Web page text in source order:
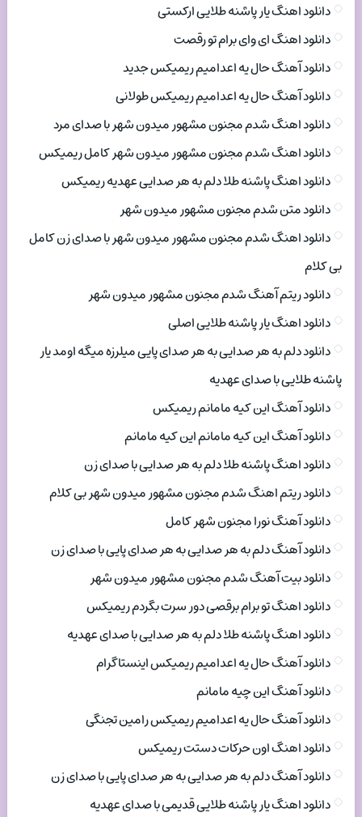
دانلود اهنگ یار پاشنه طلایی ارکستی
دانلود اهنگ ای وای برام تو رقصت
دانلود آهنگ حال یه اعدامیم ریمیکس جدید
دانلود آهنگ حال یه اعدامیم ریمیکس طولانی
دانلود اهنگ شدم مجنون مشهور میدون شهر با صدای مرد
دانلود اهنگ شدم مجنون مشهور میدون شهر کامل ریمیکس
دانلود اهنگ پاشنه طلا دلم به هر صدایی عهدیه ریمیکس
دانلود متن شدم مجنون مشهور میدون شهر
دانلود اهنگ شدم مجنون مشهور میدون شهر با صدای زن کامل
بی کلام
دانلود ریتم آهنگ شدم مجنون مشهور میدون شهر
دانلود اهنگ یار پاشنه طلایی اصلی
دانلود دلم به هر صدایی به هر صدای پایی میلرزه میگه اومد یار
پاشنه طلایی با صدای عهدیه
دانلود آهنگ این کیه مامانم ریمیکس
دانلود آهنگ این کیه مامانم این کیه مامانم
دانلود اهنگ پاشنه طلا دلم به هر صدایی با صدای زن
دانلود ریتم اهنگ شدم مجنون مشهور میدون شهر بی کلام
دانلود آهنگ نورا مجنون شهر کامل
دانلود آهنگ دلم به هر صدایی به هر صدای پایی با صدای زن
دانلود بیت آهنگ شدم مجنون مشهور میدون شهر
دانلود اهنگ تو برام برقصی دور سرت بگردم ریمیکس
دانلود اهنگ پاشنه طلا دلم به هر صدایی با صدای عهدیه
دانلود آهنگ حال یه اعدامیم ریمیکس اینستاگرام
دانلود آهنگ این چیه مامانم
دانلود آهنگ حال یه اعدامیم ریمیکس رامین تجنگی
دانلود اهنگ اون حرکات دستت ریمیکس
دانلود آهنگ دلم به هر صدایی به هر صدای پایی با صدای زن
دانلود اهنگ یار پاشنه طلایی قدیمی با صدای عهدیه